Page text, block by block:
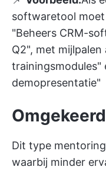
softwaretool
"Beheers CRM-
Q2", met mijlpalen
trainingsmodules"
demopresentatie"
Dit type
waarbij minder